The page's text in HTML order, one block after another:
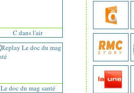
C dans l'air
Le doc du mag santé